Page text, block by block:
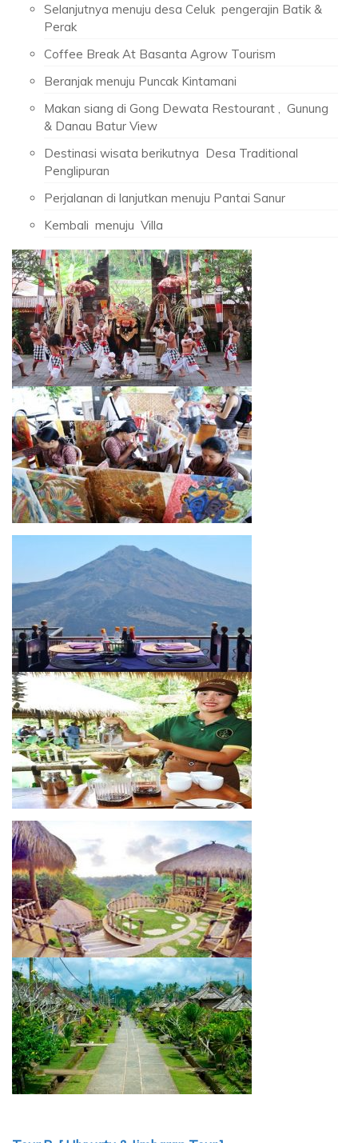
Selanjutnya menuju desa Celuk pengerajin Batik &
Perak
Coffee Break At Basanta Agrow Tourism
Beranjak menuju Puncak Kintamani
Makan siang di Gong Dewata Restourant , Gunung
& Danau Batur View
Destinasi wisata berikutnya Desa Traditional
Penglipuran
Perjalanan di lanjutkan menuju Pantai Sanur
Kembali menuju Villa